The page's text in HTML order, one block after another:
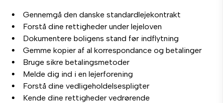
Gennemgå den danske standardlejekontrakt
Forstå dine rettigheder under lejeloven
Dokumentere boligens stand før indflytning
Gemme kopier af al korrespondance og betalinger
Bruge sikre betalingsmetoder
Melde dig ind i en lejerforening
Forstå dine vedligeholdelsespligter
Kende dine rettigheder vedrørende